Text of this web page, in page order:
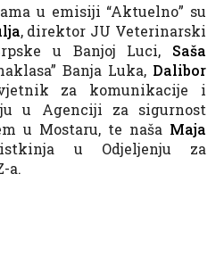
u emisiji “Aktuelno” su
, direktor JU Veterinarski
u Banjoj Luci, Saša
Banja Luka, Dalibor
za komunikacije i
u Agenciji za sigurnost
u Mostaru, te naša Maja
u Odjeljenju za
a.